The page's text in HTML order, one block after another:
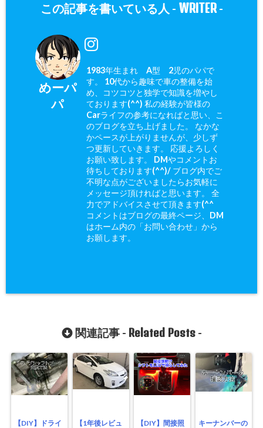
この記事を書いている人 - WRITER-
めーパ
パ
1983年生まれ A型 2児のパパで
す。 10代から趣味で車の整備を始
め、コツコツと独学で知識を増やし
ております(^^) 私の経験が皆様の
Carライフの参考になればと思い、こ
のブログを立ち上げました。 なかな
かペースが上がりませんが、少しず
つ更新していきます。 応援よろしく
お願い致します。 DMやコメントお
待ちしております(^^)/ ブログ内でご
不明な点がございましたらお気軽に
メッセージ頂ければと思います。 全
力でアドバイスさせて頂きます(^^ゞ
コメントはブログの最終ページ、DM
はホーム内の「お問い合わせ」から
お願します。
関連記事 - Related Posts-
【DIY】ドライ
【1年後レビュ
【DIY】間接照
キーナンバーの